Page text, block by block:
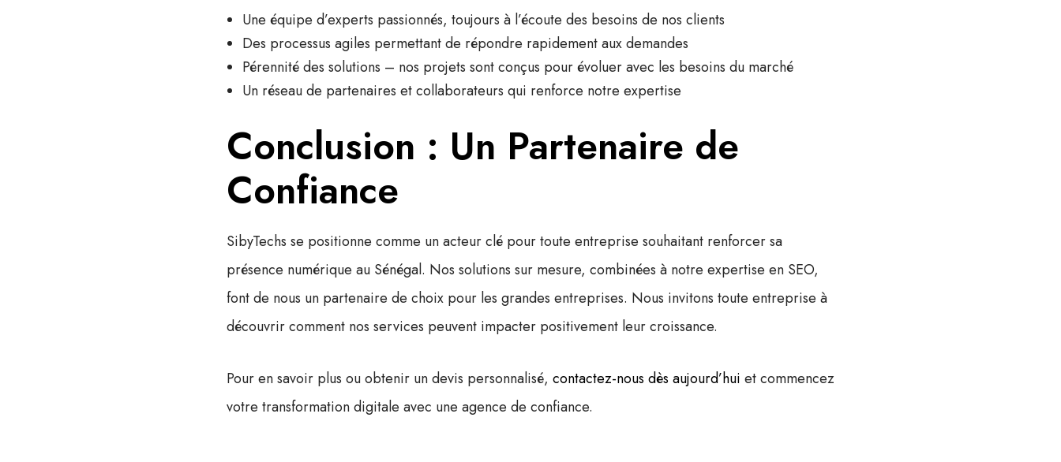
Une équipe d’experts passionnés, toujours à l’écoute des besoins de nos clients
Des processus agiles permettant de répondre rapidement aux demandes
Pérennité des solutions – nos projets sont conçus pour évoluer avec les besoins du marché
Un réseau de partenaires et collaborateurs qui renforce notre expertise
Conclusion : Un Partenaire de
Confiance
SibyTechs se positionne comme un acteur clé pour toute entreprise souhaitant renforcer sa
présence numérique au Sénégal. Nos solutions sur mesure, combinées à notre expertise en SEO,
font de nous un partenaire de choix pour les grandes entreprises. Nous invitons toute entreprise à
découvrir comment nos services peuvent impacter positivement leur croissance.
Pour en savoir plus ou obtenir un devis personnalisé, contactez-nous dès aujourd’hui et commencez
votre transformation digitale avec une agence de confiance.